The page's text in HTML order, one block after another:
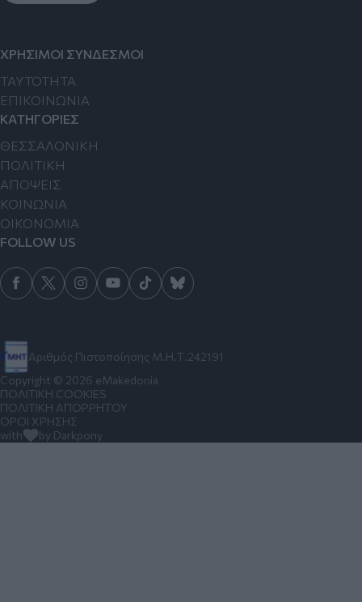
Αριθμός Πιστοποίησης Μ.Η.Τ.242191
ΧΡΗΣΙΜΟΙ ΣΥΝΔΕΣΜΟΙ
TAYTOTHTA
ΕΠΙΚΟΙΝΩΝΙΑ
ΚΑΤΗΓΟΡΙΕΣ
ΘΕΣΣΑΛΟΝΙΚΗ
ΠΟΛΙΤΙΚΗ
ΑΠΟΨΕΙΣ
ΚΟΙΝΩΝΙΑ
ΟΙΚΟΝΟΜΙΑ
FOLLOW US
Copyright © 2026 eMakedonia
ΠΟΛΙΤΙΚΗ COOKIES
ΠΟΛΙΤΙΚΗ ΑΠΟΡΡΗΤΟΥ
ΟΡΟΙ ΧΡΗΣΗΣ
with
by Darkpony